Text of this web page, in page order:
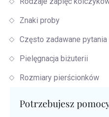
Znaki proby
Często zadawane pytania
Pielęgnacja biżuterii
Rozmiary pierścionków
Potrzebujesz